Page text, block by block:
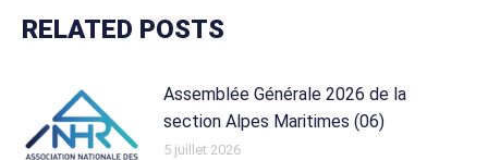
RELATED POSTS
Assemblée Générale 2026 de la
section Alpes Maritimes (06)
5 juillet 2026